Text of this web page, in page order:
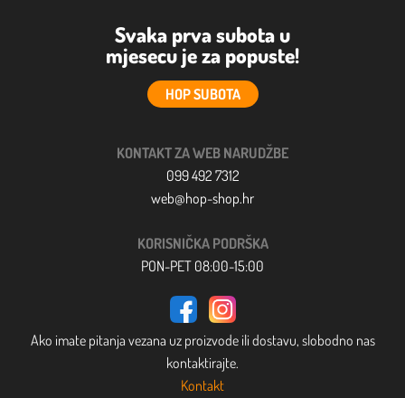
Svaka prva subota u
mjesecu je za popuste!
HOP SUBOTA
KONTAKT ZA WEB NARUDŽBE
099 492 7312
web@hop-shop.hr
KORISNIČKA PODRŠKA
PON-PET 08:00-15:00
Ako imate pitanja vezana uz proizvode ili dostavu, slobodno nas
kontaktirajte.
Kontakt